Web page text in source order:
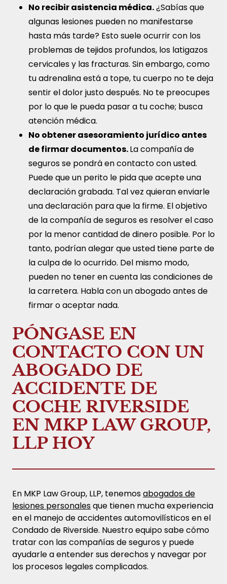
No recibir asistencia médica.¿Sabías que
algunas lesiones pueden no manifestarse
hasta más tarde? Esto suele ocurrir con los
problemas de tejidos profundos, los latigazos
cervicales y las fracturas. Sin embargo, como
tu adrenalina está a tope, tu cuerpo no te deja
sentir el dolor justo después. No te preocupes
por lo que le pueda pasar a tu coche; busca
atención médica.
No obtener asesoramiento jurídico antes
de firmar documentos.La compañía de
seguros se pondrá en contacto con usted.
Puede que un perito le pida que acepte una
declaración grabada. Tal vez quieran enviarle
una declaración para que la firme. El objetivo
de la compañía de seguros es resolver el caso
por la menor cantidad de dinero posible. Por lo
tanto, podrían alegar que usted tiene parte de
la culpa de lo ocurrido. Del mismo modo,
pueden no tener en cuenta las condiciones de
la carretera. Habla con un abogado antes de
firmar o aceptar nada.
PÓNGASE EN
CONTACTO CON UN
ABOGADO DE
ACCIDENTE DE
COCHE RIVERSIDE
EN MKP LAW GROUP,
LLP HOY
En MKP Law Group, LLP, tenemosabogados de
lesiones personalesque tienen mucha experiencia
en el manejo de accidentes automovilísticos en el
Condado de Riverside. Nuestro equipo sabe cómo
tratar con las compañías de seguros y puede
ayudarle a entender sus derechos y navegar por
los procesos legales complicados.